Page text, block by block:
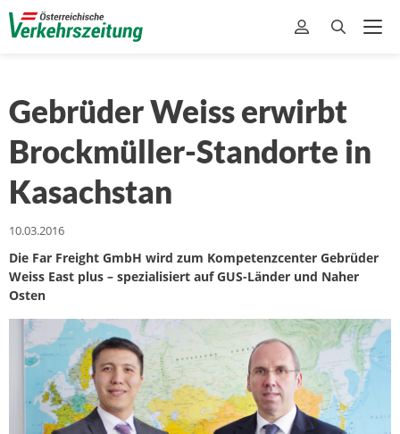
Gebrüder Weiss erwirbt
Brockmüller-Standorte in
Kasachstan
10.03.2016
Die Far Freight GmbH wird zum Kompetenzcenter Gebrüder
Weiss East plus – spezialisiert auf GUS-Länder und Naher
Osten